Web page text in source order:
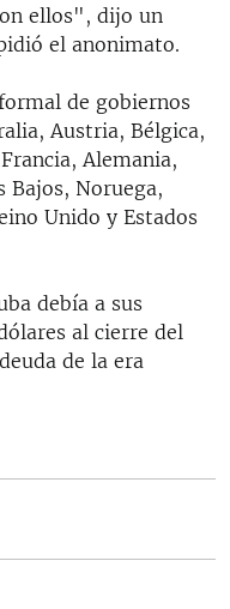
ellos", dijo un
el anonimato.
de gobiernos
Austria, Bélgica,
Alemania,
Bajos, Noruega,
Unido y Estados
debía a sus
al cierre del
de la era